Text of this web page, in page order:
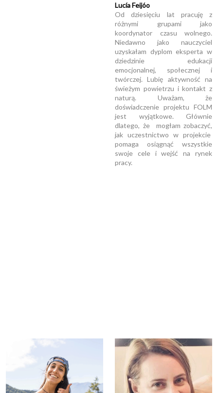
Lucía Feijóo
Od dziesięciu lat pracuję z
różnymi grupami jako
koordynator czasu wolnego.
Niedawno jako nauczyciel
uzyskałam dyplom eksperta w
dziedzinie edukacji
emocjonalnej, społecznej i
twórczej. Lubię aktywność na
świeżym powietrzu i kontakt z
naturą. Uważam, że
doświadczenie projektu FOLM
jest wyjątkowe. Głównie
dlatego, że mogłam zobaczyć,
jak uczestnictwo w projekcie
pomaga osiągnąć wszystkie
swoje cele i wejść na rynek
pracy.